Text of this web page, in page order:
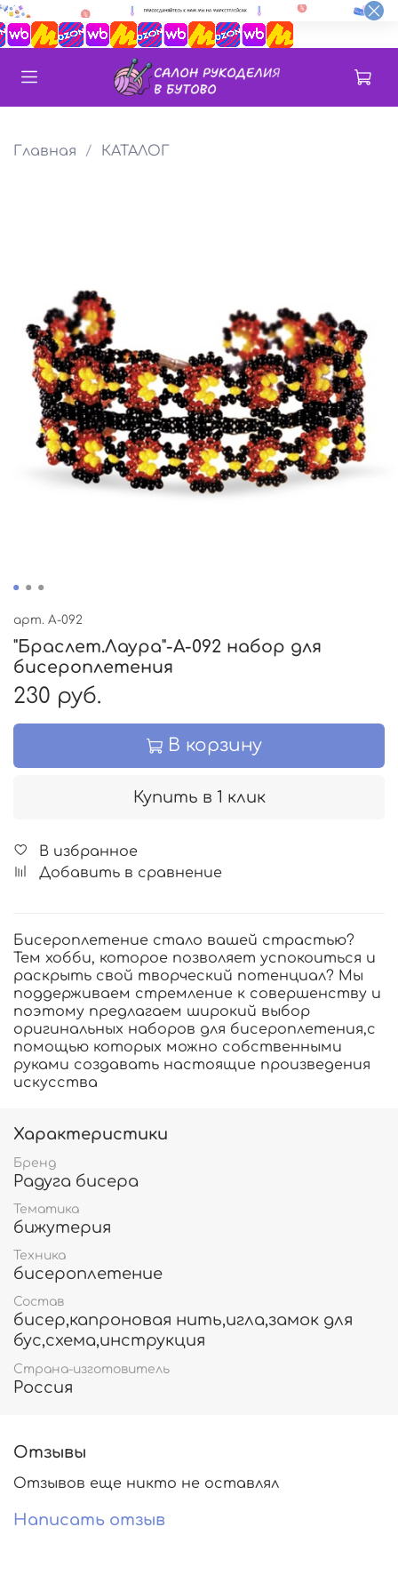
Главная КАТАЛОГ
арт. А-092
"Браслет.Лаура"-А-092 набор для
бисероплетения
230 руб.
В корзину
Купить в 1 клик
В избранное
Добавить в сравнение
Бисероплетение стало вашей страстью?
Тем хобби, которое позволяет успокоиться и
раскрыть свой творческий потенциал? Мы
поддерживаем стремление к совершенству и
поэтому предлагаем широкий выбор
оригинальных наборов для бисероплетения,с
помощью которых можно собственными
руками создавать настоящие произведения
искусства
Характеристики
Бренд
Радуга бисера
Тематика
бижутерия
Техника
бисероплетение
Состав
бисер,капроновая нить,игла,замок для
бус,схема,инструкция
Страна-изготовитель
Россия
Отзывы
Отзывов еще никто не оставлял
Написать отзыв